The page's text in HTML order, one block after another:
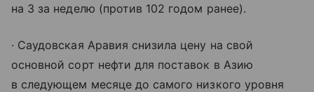
на 3 за неделю (против 102 годом ранее).
∙ Саудовская Аравия снизила цену на свой
основной сорт нефти для поставок в Азию
в следующем месяце до самого низкого уровня